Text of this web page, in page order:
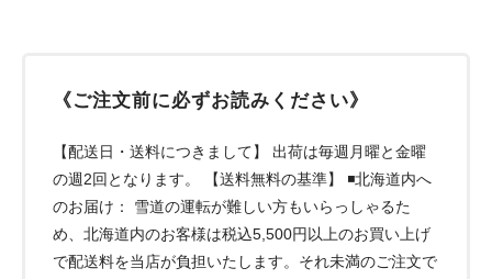
《ご注文前に必ずお読みください》
【配送日・送料につきまして】 出荷は毎週月曜と金曜
の週2回となります。 【送料無料の基準】 ◾️北海道内へ
のお届け： 雪道の運転が難しい方もいらっしゃるた
め、北海道内のお客様は税込5,500円以上のお買い上げ
で配送料を当店が負担いたします。それ未満のご注文で